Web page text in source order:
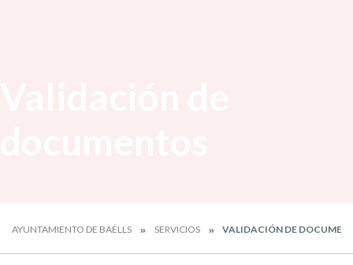
AYUNTAMIENTO DE BAÉLLS SERVICIOS VALIDACIÓN DE